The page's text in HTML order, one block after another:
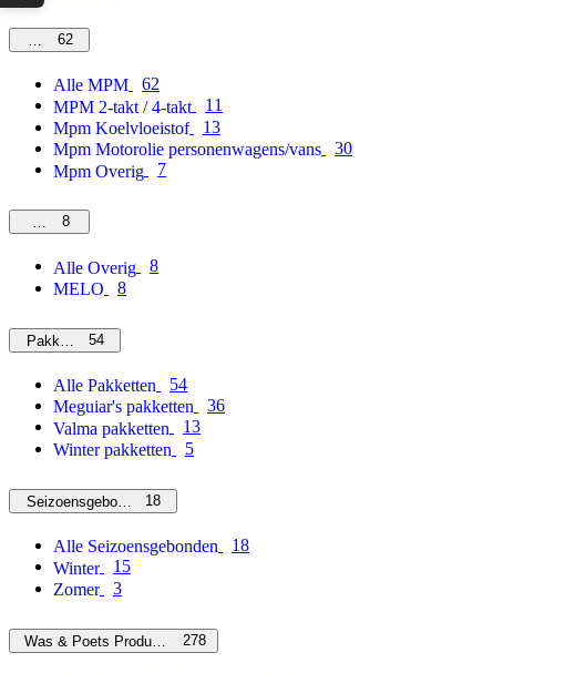
MPM62
Alle MPM
62
MPM 2-takt / 4-takt
11
Mpm Koelvloeistof
13
Mpm Motorolie personenwagens/vans
30
Mpm Overig
7
Overig
8
Alle Overig
8
MELO
8
Pakketten54
Alle Pakketten
54
Meguiar's pakketten
36
Valma pakketten
13
Winter pakketten
5
Seizoensgebonden18
Alle Seizoensgebonden
18
Winter
15
Zomer
3
Was & Poets Producten 278